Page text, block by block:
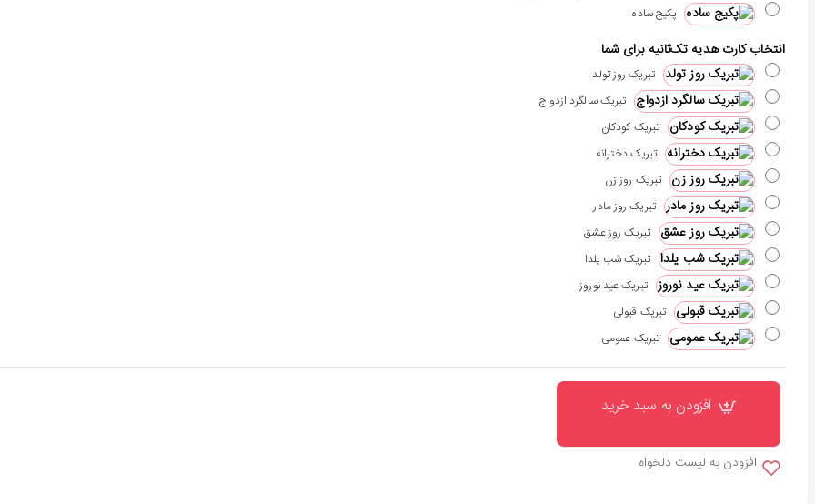
پکیج ساده
انتخاب کارت هدیه تک‌ثانیه برای شما
تبریک روز تولد
تبریک سالگرد ازدواج
تبریک کودکان
تبریک دخترانه
تبریک روز زن
تبریک روز مادر
تبریک روز عشق
تبریک شب یلدا
تبریک عید نوروز
تبریک قبولی
تبریک عمومی
افزودن به سبد خرید
افزودن به لیست دلخواه